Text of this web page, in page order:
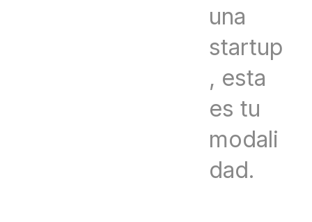
una
startup
, esta
es tu
modali
dad.